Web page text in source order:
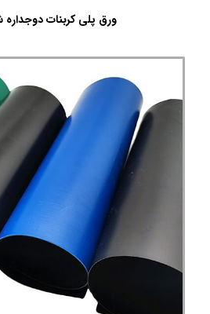
ورق پلی کربنات دوجداره